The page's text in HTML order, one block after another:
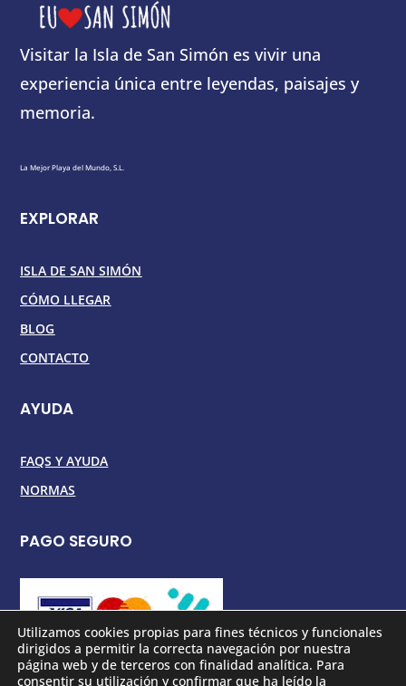
Visitar la Isla de San Simón es vivir una
experiencia única entre leyendas, paisajes y
memoria.
La Mejor Playa del Mundo, S.L.
EXPLORAR
ISLA DE SAN SIMÓN
CÓMO LLEGAR
BLOG
CONTACTO
AYUDA
FAQS Y AYUDA
NORMAS
PAGO SEGURO
Utilizamos cookies propias para fines técnicos y funcionales
dirigidos a permitir la correcta navegación por nuestra
página web y de terceros con finalidad analítica. Para
consentir su utilización y confirmar que ha leído la